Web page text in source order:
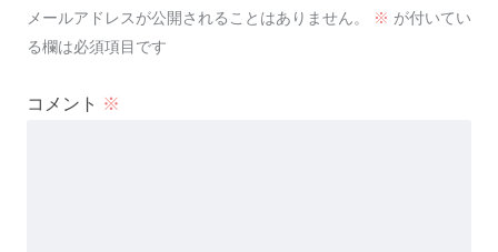
メールアドレスが公開されることはありません。 ※ が付いてい
る欄は必須項目です
コメント ※